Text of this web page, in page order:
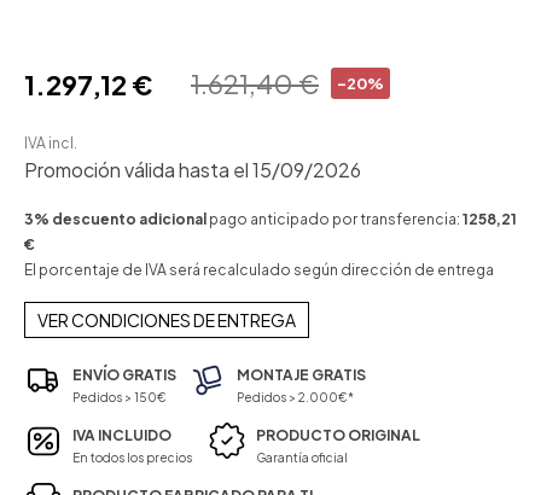
-20%
1.621,40 €
1.297,12 €
IVA incl.
Promoción válida hasta el 15/09/2026
3% descuento adicional pago anticipado por transferencia: 1258,21
€
El porcentaje de IVA será recalculado según dirección de entrega
VER CONDICIONES DE ENTREGA
ENVÍO GRATIS
Pedidos > 150€
MONTAJE GRATIS
Pedidos > 2.000€*
IVA INCLUIDO
En todos los precios
PRODUCTO ORIGINAL
Garantía oficial